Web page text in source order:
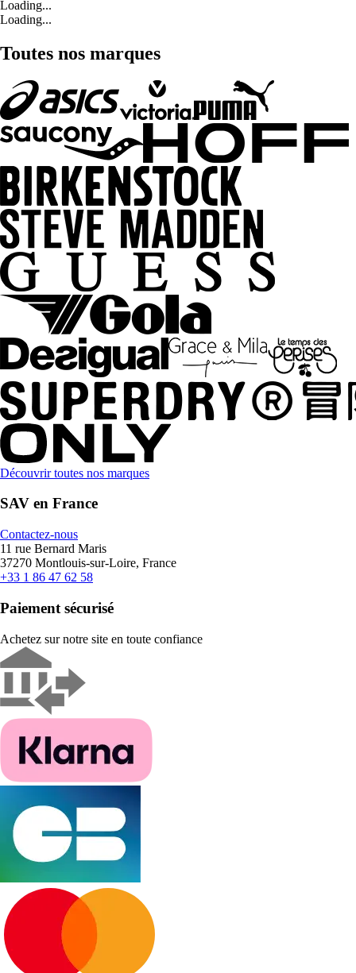
Loading...
Loading...
Toutes nos marques
Découvrir toutes nos marques
SAV en France
Contactez-nous
11 rue Bernard Maris
37270 Montlouis-sur-Loire, France
+33 1 86 47 62 58
Paiement sécurisé
Achetez sur notre site en toute confiance